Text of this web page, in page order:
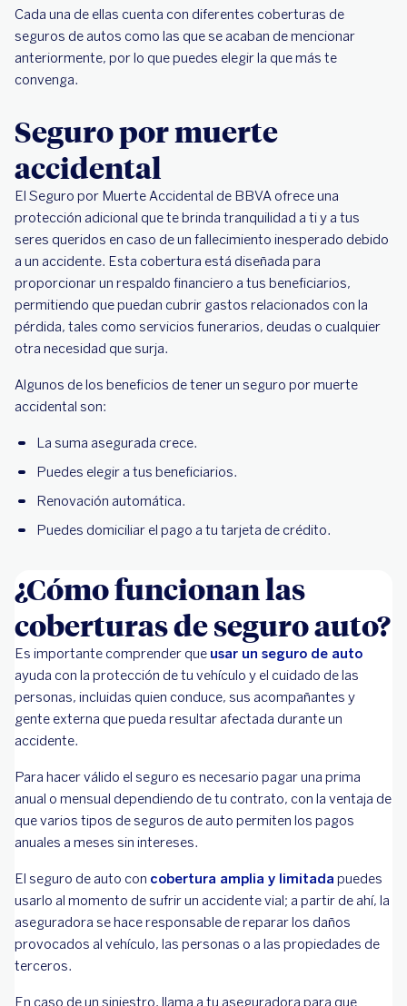
Cada una de ellas cuenta con diferentes coberturas de
seguros de autos como las que se acaban de mencionar
anteriormente, por lo que puedes elegir la que más te
convenga.
Seguro por muerte
accidental
El Seguro por Muerte Accidental de BBVA ofrece una
protección adicional que te brinda tranquilidad a ti y a tus
seres queridos en caso de un fallecimiento inesperado debido
a un accidente. Esta cobertura está diseñada para
proporcionar un respaldo financiero a tus beneficiarios,
permitiendo que puedan cubrir gastos relacionados con la
pérdida, tales como servicios funerarios, deudas o cualquier
otra necesidad que surja.
Algunos de los beneficios de tener un seguro por muerte
accidental son:
La suma asegurada crece.
Puedes elegir a tus beneficiarios.
Renovación automática.
Puedes domiciliar el pago a tu tarjeta de crédito.
¿Cómo funcionan las
coberturas de seguro auto?
Es importante comprender que usar un seguro de auto
ayuda con la protección de tu vehículo y el cuidado de las
personas, incluidas quien conduce, sus acompañantes y
gente externa que pueda resultar afectada durante un
accidente.
Para hacer válido el seguro es necesario pagar una prima
anual o mensual dependiendo de tu contrato, con la ventaja de
que varios tipos de seguros de auto permiten los pagos
anuales a meses sin intereses.
El seguro de auto con cobertura amplia y limitada puedes
usarlo al momento de sufrir un accidente vial; a partir de ahí, la
aseguradora se hace responsable de reparar los daños
provocados al vehículo, las personas o a las propiedades de
terceros.
En caso de un siniestro, llama a tu aseguradora para que